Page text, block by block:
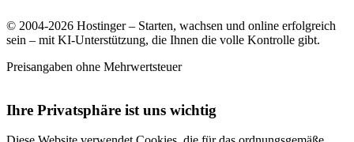
© 2004-2026 Hostinger – Starten, wachsen und online erfolgreich
sein – mit KI-Unterstützung, die Ihnen die volle Kontrolle gibt.
Preisangaben ohne Mehrwertsteuer
Ihre Privatsphäre ist uns wichtig